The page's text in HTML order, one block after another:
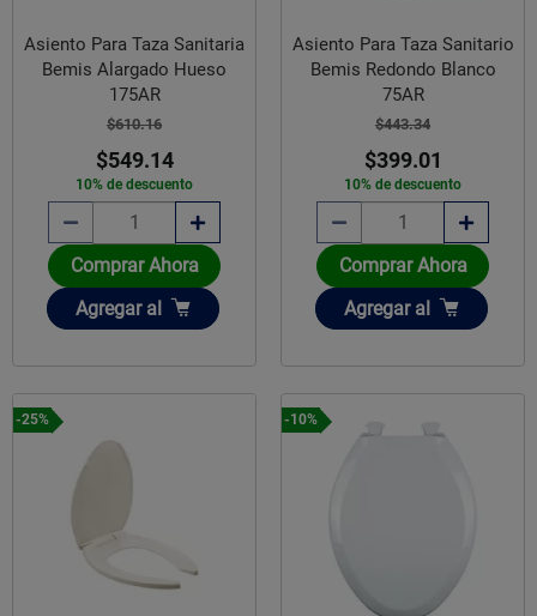
Asiento Para Taza Sanitaria
Bemis Alargado Hueso
175AR
$610.16
$549.14
10% de descuento
Comprar Ahora
Añadir
Agregar al
Asiento Para Taza Sanitario
Bemis Redondo Blanco
75AR
$443.34
$399.01
10% de descuento
Comprar Ahora
Añadir
Agregar al
-25% -10%